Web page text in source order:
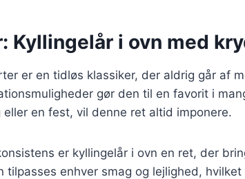
Kyllingelår i ovn med
er en tidløs klassiker, der aldrig går af
gør den til en favorit i
en fest, vil denne ret altid imponere.
er kyllingelår i ovn en ret, der
tilpasses enhver smag og lejlighed,